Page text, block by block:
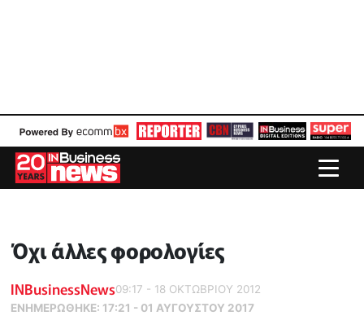
Όχι άλλες φορολογίες
INBusinessNews09:17 - 18 ΟΚΤΩΒΡΙΟΥ 2012
ΕΝΗΜΕΡΏΘΗΚΕ: 17:21 - 01 ΑΥΓΟΥΣΤΟΥ 2017